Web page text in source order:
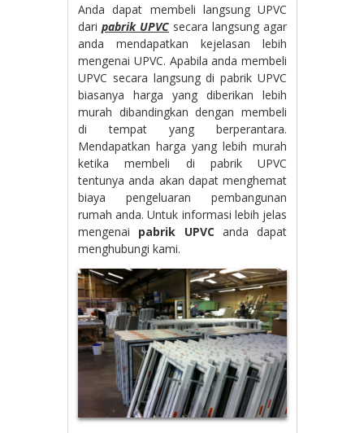
Anda dapat membeli langsung UPVC
daripabrik UPVC secara langsung agar
anda mendapatkan kejelasan lebih
mengenai UPVC. Apabila anda membeli
UPVC secara langsung di pabrik UPVC
biasanya harga yang diberikan lebih
murah dibandingkan dengan membeli
di tempat yang berperantara.
Mendapatkan harga yang lebih murah
ketika membeli di pabrik UPVC
tentunya anda akan dapat menghemat
biaya pengeluaran pembangunan
rumah anda. Untuk informasi lebih jelas
mengenai pabrik UPVCanda dapat
menghubungi kami.